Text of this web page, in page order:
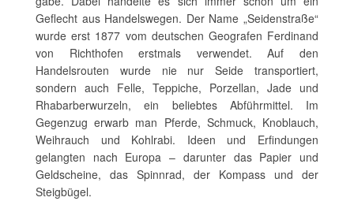
Geflecht aus Handelswegen. Der Name „Seidenstraße“
wurde erst 1877 vom deutschen Geografen Ferdinand
von Richthofen erstmals verwendet. Auf den
Handelsrouten wurde nie nur Seide transportiert,
sondern auch Felle, Teppiche, Porzellan, Jade und
Rhabarberwurzeln, ein beliebtes Abführmittel. Im
Gegenzug erwarb man Pferde, Schmuck, Knoblauch,
Weihrauch und Kohlrabi. Ideen und Erfindungen
gelangten nach Europa – darunter das Papier und
Geldscheine, das Spinnrad, der Kompass und der
Steigbügel.